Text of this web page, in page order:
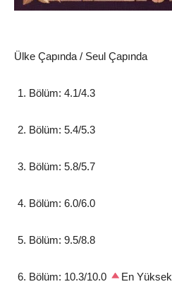
Ülke Çapında / Seul Çapında
Bölüm: 4.1/4.3
Bölüm: 5.4/5.3
Bölüm: 5.8/5.7
Bölüm: 6.0/6.0
Bölüm: 9.5/8.8
Bölüm: 10.3/10.0 En Yüksek